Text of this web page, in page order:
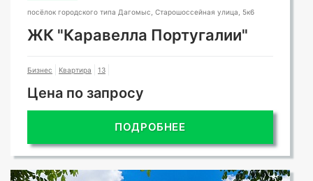
посёлок городского типа Дагомыс, Старошоссейная улица, 5к6
ЖК "Каравелла Португалии"
Бизнес Квартира 13
Цена по запросу
ПОДРОБНЕЕ